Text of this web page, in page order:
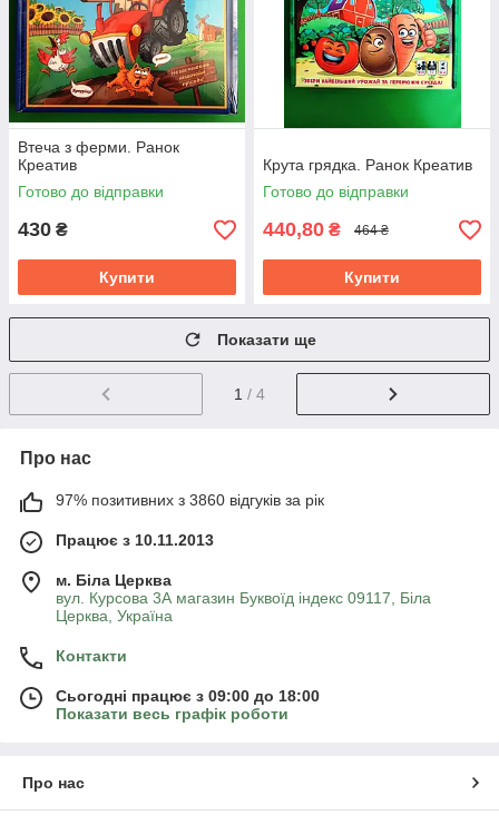
Втеча з ферми. Ранок
Креатив
Готово до відправки
430 ₴
Купити
Крута грядка. Ранок Креатив
Готово до відправки
440,80 ₴ 464 ₴
Купити
Показати ще
1 / 4
Про нас
97% позитивних з 3860 відгуків за рік
Працює з 10.11.2013
м. Біла Церква
вул. Курсова 3А магазин Буквоїд індекс 09117, Біла
Церква, Україна
Контакти
Сьогодні працює з 09:00 до 18:00
Показати весь графік роботи
Про нас